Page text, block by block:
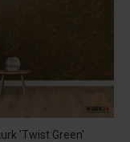
'Twist Green'